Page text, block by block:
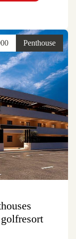
Penthouse